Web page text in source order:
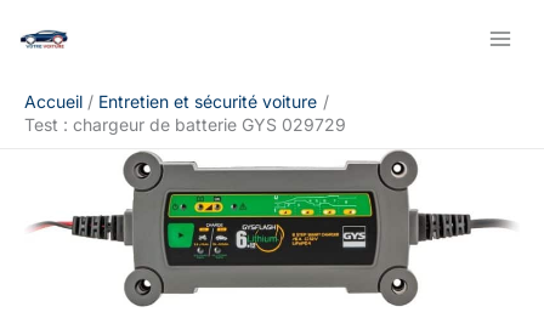
Accueil
Entretien et sécurité voiture
Test : chargeur de batterie GYS 029729